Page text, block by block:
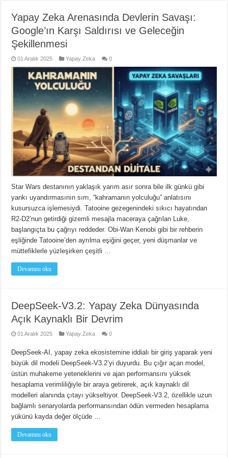
Yapay Zeka Arenasında Devlerin Savaşı:
Google’ın Karşı Saldırısı ve Geleceğin
Şekillenmesi
01 Aralık 2025 Yapay Zeka 0
Star Wars destanının yaklaşık yarım asır sonra bile ilk günkü gibi
yankı uyandırmasının sırrı, “kahramanın yolculuğu” anlatısını
kusursuzca işlemesiydi. Tatooine gezegenindeki sıkıcı hayatından
R2-D2’nun getirdiği gizemli mesajla maceraya çağrılan Luke,
başlangıçta bu çağrıyı reddeder. Obi-Wan Kenobi gibi bir rehberin
eşliğinde Tatooine’den ayrılma eşiğini geçer, yeni düşmanlar ve
müttefiklerle yüzleşirken çeşitli …
Devamını oku
DeepSeek-V3.2: Yapay Zeka Dünyasında
Açık Kaynaklı Bir Devrim
01 Aralık 2025 Yapay Zeka 0
DeepSeek-AI, yapay zeka ekosistemine iddialı bir giriş yaparak yeni
büyük dil modeli DeepSeek-V3.2’yi duyurdu. Bu çığır açan model,
üstün muhakeme yeteneklerini ve ajan performansını yüksek
hesaplama verimliliğiyle bir araya getirerek, açık kaynaklı dil
modelleri alanında çıtayı yükseltiyor. DeepSeek-V3.2, özellikle uzun
bağlamlı senaryolarda performansından ödün vermeden hesaplama
yükünü kayda değer ölçüde …
Devamını oku